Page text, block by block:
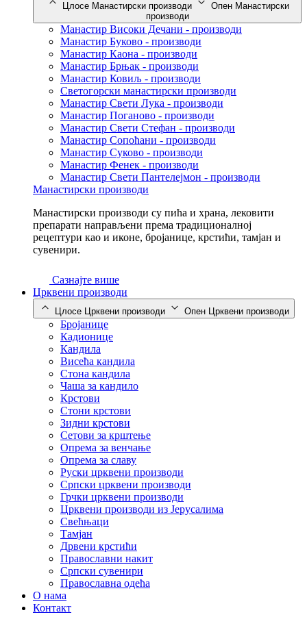
Цлосе Манастирски производи
Опен Манастирски
производи
Манастир Високи Дечани - производи
Манастир Буково - производи
Манастир Каона - производи
Манастир Брњак - производи
Манастир Ковиљ - производи
Светогорски манастирски производи
Манастир Свети Лука - производи
Манастир Поганово - производи
Манастир Свети Стефан - производи
Манастир Сопоћани - производи
Манастир Суково - производи
Манастир Фенек - производи
Манастир Свети Пантелејмон - производи
Манастирски производи
Манастирски производи су пића и храна, лековити
препарати направљени према традиционалној
рецептури као и иконе, бројанице, крстићи, тамјан и
сувенири.
Сазнајте више
Црквени производи
Цлосе Црквени производи Опен Црквени производи
Бројанице
Кадионице
Кандила
Висећа кандила
Стона кандила
Чаша за кандило
Крстови
Стони крстови
Зидни крстови
Сетови за крштење
Опрема за венчање
Опрема за славу
Руски црквени производи
Српски црквени производи
Грчки црквени производи
Црквени производи из Јерусалима
Свећњаци
Тамјан
Дрвени крстићи
Православни накит
Српски сувенири
Православна одећа
О нама
Контакт